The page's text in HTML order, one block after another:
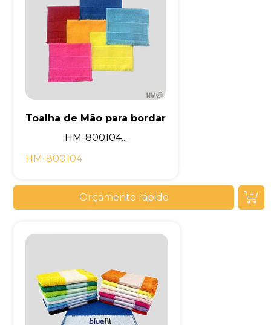
Toalha de Mão para bordar
HM-800104...
HM-800104
Orçamento rápido